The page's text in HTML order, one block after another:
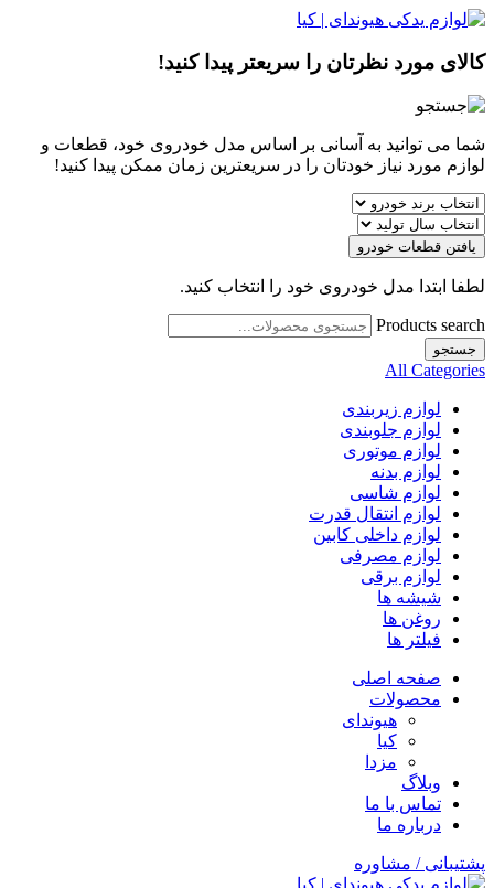
کالای مورد نظرتان را سریعتر پیدا کنید!
شما می توانید به آسانی بر اساس مدل خودروی خود، قطعات و
لوازم مورد نیاز خودتان را در سریعترین زمان ممکن پیدا کنید!
یافتن قطعات خودرو
لطفا ابتدا مدل خودروی خود را انتخاب کنید.
Products search
جستجو
All Categories
لوازم زیربندی
لوازم جلوبندی
لوازم موتوری
لوازم بدنه
لوازم شاسی
لوازم انتقال قدرت
لوازم داخلی کابین
لوازم مصرفی
لوازم برقی
شیشه ها
روغن ها
فیلتر ها
صفحه اصلی
محصولات
هیوندای
کیا
مزدا
وبلاگ
تماس با ما
درباره ما
پشتیبانی / مشاوره